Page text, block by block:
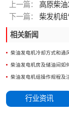
上一篇：
高原柴
下一篇：
柴发机
相关新闻
柴油发电机冷却方式和通
柴油发电机房及储油间如
柴油发电机组操作规程及
行业资讯